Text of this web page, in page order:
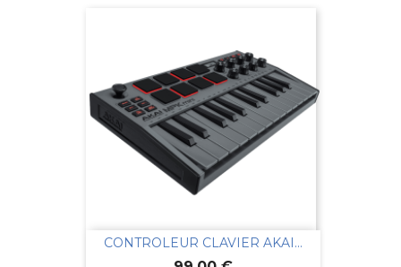
CONTROLEUR CLAVIER AKAI...